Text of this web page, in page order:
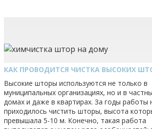
КАК ПРОВОДИТСЯ ЧИСТКА ВЫСОКИХ
Высокие шторы используются не только в
муниципальных организациях, но и в
домах и даже в квартирах. За годы работы
приходилось чистить шторы, высота
превышала 5-10 м. Конечно, такая работа